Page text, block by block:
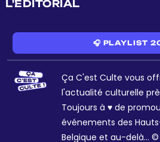
L'ÉDITORIAL
🎧 PLAYLIST
Ça C'est Culte vous
l'actualité culturelle
Toujours à ♥ de
événements des
Belgique et au-delà...